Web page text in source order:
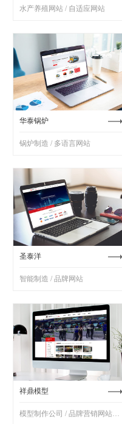
水产养殖网站 / 自适应网站
华泰锅炉
锅炉制造 / 多语言网站
圣泰洋
智能制造 / 品牌网站
祥鼎模型
模型制作公司 / 品牌营销网站制作